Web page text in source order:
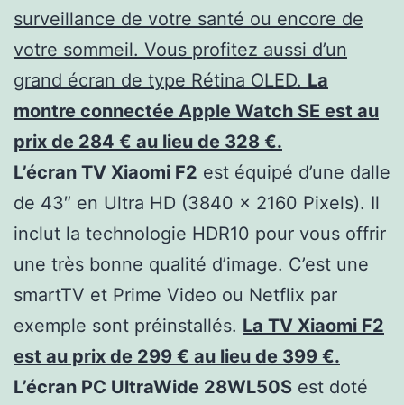
surveillance de votre santé ou encore de
votre sommeil. Vous profitez aussi d’un
grand écran de type Rétina OLED. La
montre connectée Apple Watch SE est au
prix de 284 € au lieu de 328 €.
L’écran TV Xiaomi F2 est équipé d’une dalle
de 43″ en Ultra HD (‎3840 x 2160 Pixels). Il
inclut la technologie HDR10 pour vous offrir
une très bonne qualité d’image. C’est une
smartTV et Prime Video ou Netflix par
exemple sont préinstallés. La TV Xiaomi F2
est au prix de 299 € au lieu de 399 €.
L’écran PC UltraWide 28WL50S est doté